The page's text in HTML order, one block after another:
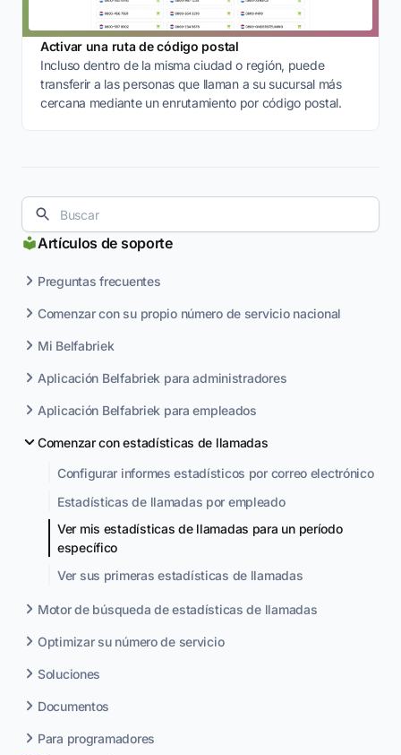
Artículos de soporte
Preguntas frecuentes
Comenzar con su propio número de servicio nacional
Mi Belfabriek
Aplicación Belfabriek para administradores
Aplicación Belfabriek para empleados
Comenzar con estadísticas de llamadas
Configurar informes estadísticos por correo electrónico
Estadísticas de llamadas por empleado
Ver mis estadísticas de llamadas para un período
específico
Ver sus primeras estadísticas de llamadas
Motor de búsqueda de estadísticas de llamadas
Optimizar su número de servicio
Soluciones
Documentos
Para programadores
Activar una ruta de código postal
Incluso dentro de la misma ciudad o región, puede
transferir a las personas que llaman a su sucursal más
cercana mediante un enrutamiento por código postal.